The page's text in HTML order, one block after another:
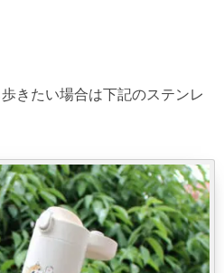
きたい場合は下記のステンレ